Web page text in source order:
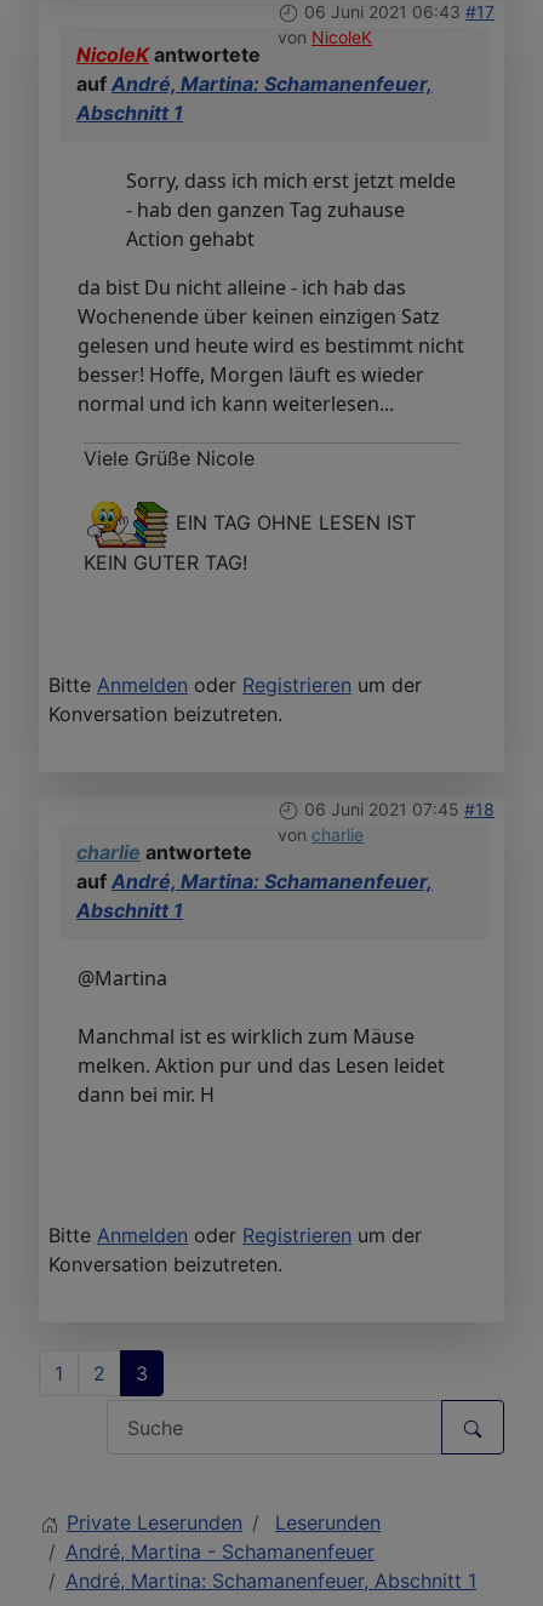
06 Juni 2021 06:43 #17
von NicoleK
NicoleKantwortete
auf André, Martina: Schamanenfeuer,
Abschnitt 1
Sorry, dass ich mich erst jetzt melde
- hab den ganzen Tag zuhause
Action gehabt
da bist Du nicht alleine - ich hab das
Wochenende über keinen einzigen Satz
gelesen und heute wird es bestimmt nicht
besser! Hoffe, Morgen läuft es wieder
normal und ich kann weiterlesen...
Viele Grüße Nicole
EIN TAG OHNE LESEN IST
KEIN GUTER TAG!
Bitte Anmelden oder Registrieren um der
Konversation beizutreten.
06 Juni 2021 07:45 #18
von charlie
charlie antwortete
auf André, Martina: Schamanenfeuer,
Abschnitt 1
@Martina
Manchmal ist es wirklich zum Mäuse
melken. Aktion pur und das Lesen leidet
dann bei mir. H
Bitte Anmelden oder Registrieren um der
Konversation beizutreten.
1 2 3
Private Leserunden
Leserunden
André, Martina - Schamanenfeuer
André, Martina: Schamanenfeuer, Abschnitt 1